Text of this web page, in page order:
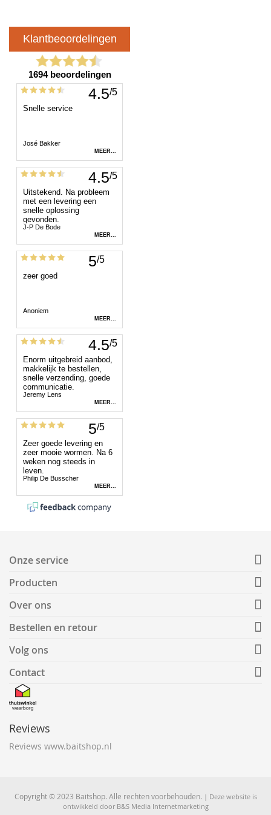
Onze service
Producten
Over ons
Bestellen en retour
Volg ons
Contact
Reviews
Reviews www.baitshop.nl
Copyright © 2023 Baitshop. Alle rechten voorbehouden. | Deze website is
ontwikkeld door B&S Media Internetmarketing